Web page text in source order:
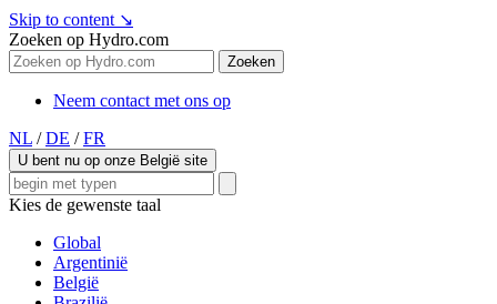
Skip to content ↘
Zoeken op Hydro.com
Zoeken
Neem contact met ons op
NL / DE / FR
U bent nu op onze België site
Kies de gewenste taal
Global
Argentinië
België